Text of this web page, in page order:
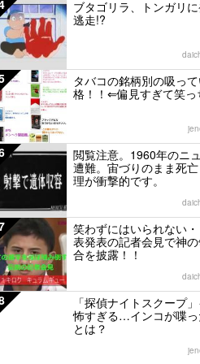
ブタゴリラ、トンガリ
逃走!?
タバコの銘柄別の吸っ
格！！⇐偏見すぎて笑っ
閲覧注意。1960年のニ
遭難。宙づりのまま死
理が衝撃的です。
笑わずにはいられない
表発表の記者会見で神
合を披露！！
「探偵ナイトスクープ
怖すぎる…インコが喋
とは？